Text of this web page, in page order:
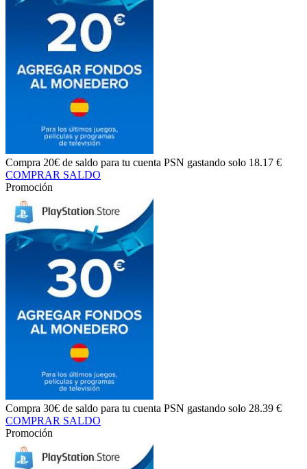
Compra 20€ de saldo para tu cuenta PSN gastando solo 18.17 €
COMPRAR SALDO
Promoción
Compra 30€ de saldo para tu cuenta PSN gastando solo 28.39 €
COMPRAR SALDO
Promoción